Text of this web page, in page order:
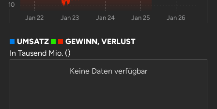
10
Jan 22 Jan 23 Jan 24 Jan 25 Jan 26
UMSATZ
GEWINN, VERLUST
In Tausend Mio. ()
Keine Daten verfügbar